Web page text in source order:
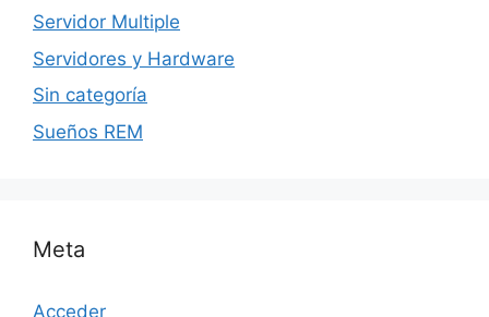
Servidor Multiple
Servidores y Hardware
Sin categoría
Sueños REM
Meta
Acceder